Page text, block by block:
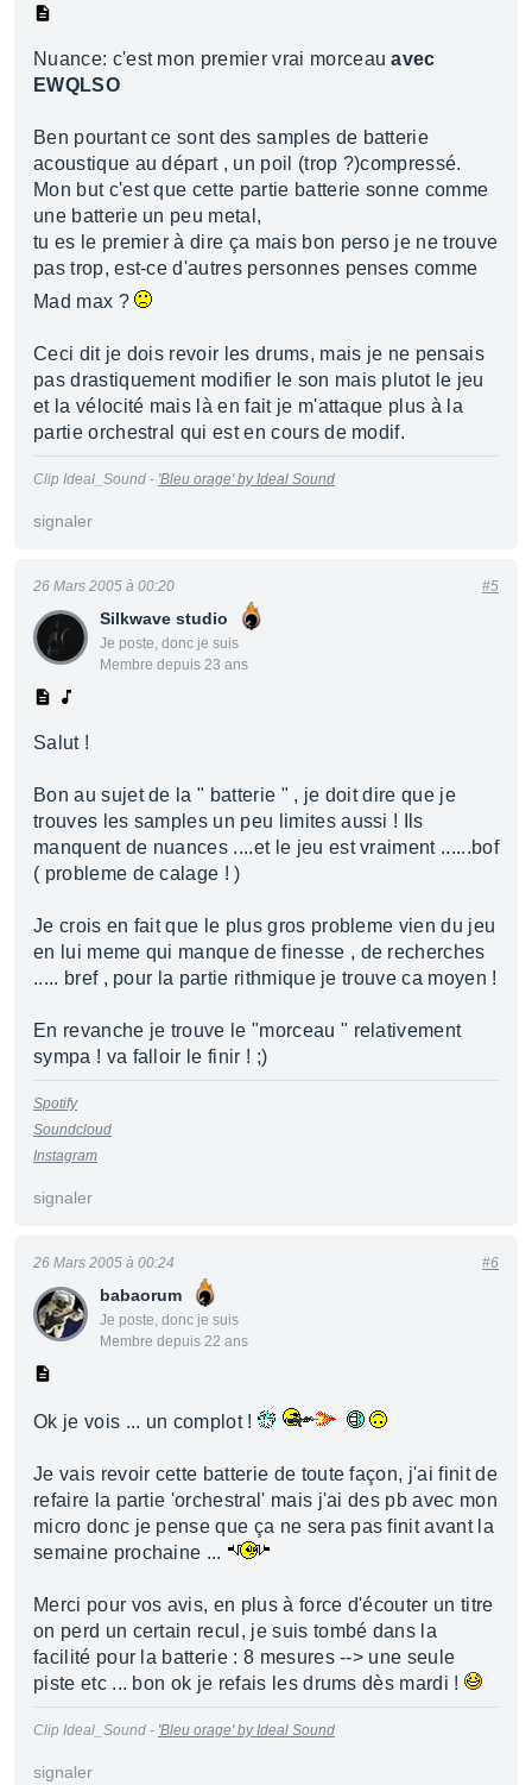
Nuance: c'est mon premier vrai morceauavec
EWQLSO
Ben pourtant ce sont des samples de batterie
acoustique au départ , un poil (trop ?)compressé.
Mon but c'est que cette partie batterie sonne comme
une batterie un peu metal,
tu es le premier à dire ça mais bon perso je ne trouve
pas trop, est-ce d'autres personnes penses comme
Mad max ?
Ceci dit je dois revoir les drums, mais je ne pensais
pas drastiquement modifier le son mais plutot le jeu
et la vélocité mais là en fait je m'attaque plus à la
partie orchestral qui est en cours de modif.
Clip Ideal_Sound - 'Bleu orage' by Ideal Sound
signaler
Silkwave studio
Je poste, donc je suis
Membre depuis 23 ans
26 Mars 2005 à 00:20 #5
Salut !
Bon au sujet de la " batterie " , je doit dire que je
trouves les samples un peu limites aussi ! Ils
manquent de nuances ....et le jeu est vraiment ......bof
( probleme de calage ! )
Je crois en fait que le plus gros probleme vien du jeu
en lui meme qui manque de finesse , de recherches
..... bref , pour la partie rithmique je trouve ca moyen !
En revanche je trouve le "morceau " relativement
sympa ! va falloir le finir ! ;)
Spotify
Soundcloud
Instagram
signaler
babaorum
Je poste, donc je suis
Membre depuis 22 ans
26 Mars 2005 à 00:24 #6
Ok je vois ... un complot !
Je vais revoir cette batterie de toute façon, j'ai finit de
refaire la partie 'orchestral' mais j'ai des pb avec mon
micro donc je pense que ça ne sera pas finit avant la
semaine prochaine ...
Merci pour vos avis, en plus à force d'écouter un titre
on perd un certain recul, je suis tombé dans la
facilité pour la batterie : 8 mesures --> une seule
piste etc ... bon ok je refais les drums dès mardi !
Clip Ideal_Sound - 'Bleu orage' by Ideal Sound
signaler